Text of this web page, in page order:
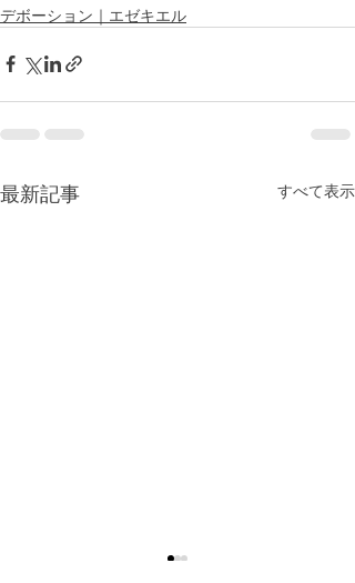
デボーション｜エゼキエル
最新記事 すべて表示